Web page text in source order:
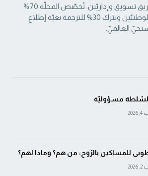
‏وإخراج ومصوّرين وفريق تسويق وإداريّين. تُخصّص المجلّة 70%
من مقالاتها للكتّاب الوطنيّين ‏وتترك 30% للترجمة بغيّة إطلاع
العالميّ.‏
مسؤوليّة
2026
للمساكين بالرّوح: من هم؟ وماذا لهم؟
آب 2, 2026